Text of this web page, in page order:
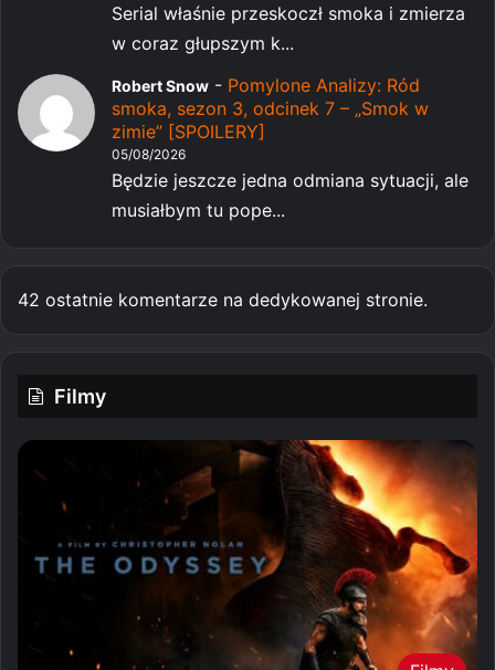
Serial właśnie przeskoczł smoka i zmierza
w coraz głupszym k...
Robert Snow - Pomylone Analizy: Ród
smoka, sezon 3, odcinek 7 – „Smok w
zimie” [SPOILERY]
05/08/2026
Będzie jeszcze jedna odmiana sytuacji, ale
musiałbym tu pope...
42 ostatnie komentarze na dedykowanej stronie.
Filmy